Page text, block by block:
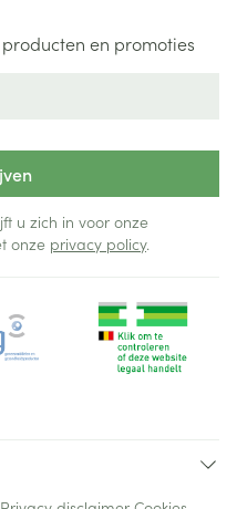
en promoties
u zich in voor onze
onze privacy policy.